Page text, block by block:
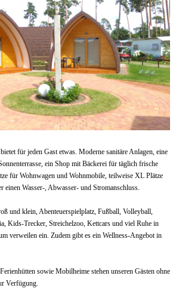
für jeden Gast etwas. Moderne sanitäre Anlagen, eine
ein Shop mit Bäckerei für täglich frische
für Wohnwagen und Wohnmobile, teilweise XL Plätze
einen Wasser-, Abwasser- und Stromanschluss.
und klein, Abenteuerspielplatz, Fußball, Volleyball,
Kids-Trecker, Streichelzoo, Kettcars und viel Ruhe in
verweilen ein. Zudem gibt es ein Wellness-Angebot in
sowie Mobilheime stehen unseren Gästen ohne
Verfügung.